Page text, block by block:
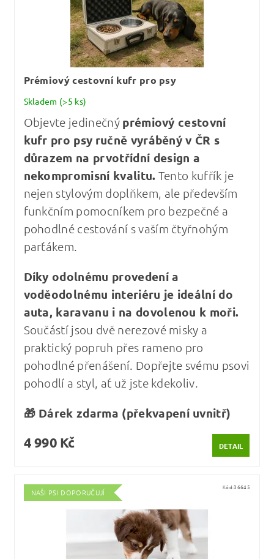
Prémiový cestovní kufr pro psy
Skladem (>5 ks)
Objevte jedinečný prémiový cestovní
kufr pro psy ručně vyráběný v ČR s
důrazem na prvotřídní design a
nekompromisní kvalitu. Tento kufřík je
nejen stylovým doplňkem, ale především
funkčním pomocníkem pro bezpečné a
pohodlné cestování s vaším čtyřnohým
parťákem.
Díky odolnému provedení a
voděodolnému interiéru je ideální do
auta, karavanu i na dovolenou k moři.
Součástí jsou dvě nerezové misky a
praktický popruh přes rameno pro
pohodlné přenášení. Dopřejte svému psovi
pohodlí a styl, ať už jste kdekoliv.
🎁 Dárek zdarma (překvapení uvnitř)
4 990 Kč DETAIL
NAŠI PSI DOPORUČUJÍ
Kód:36645